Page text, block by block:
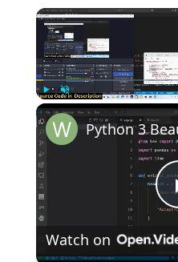
Play Unmute
Watch on